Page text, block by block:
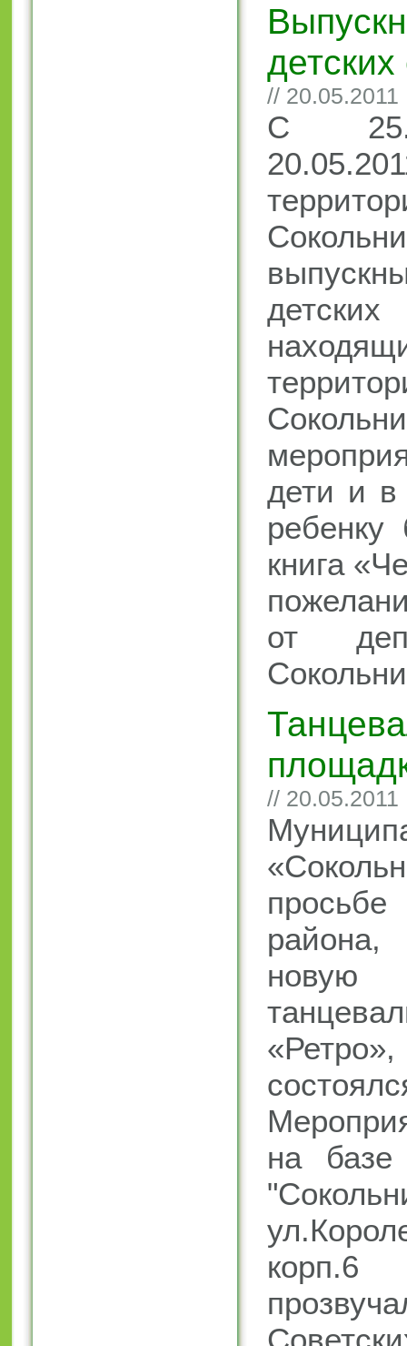
// 20.05.2011
С
дети и в
ребенку
книга
от
// 20.05.2011
новую
на
корп.6